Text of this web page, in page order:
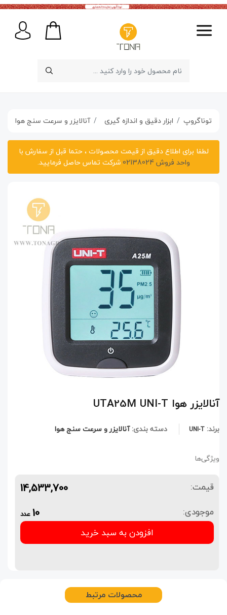
توناگروپ ابزار دقیق و اندازه گیری آنالایزر و سرعت سنج هوا
لطفا برای اطلاع دقیق از قیمت محصولات ، حتما قبل از سفارش با
واحد فروش 02138024
شرکت تماس حاصل فرمایید.
آنالایزر هوا UTA25M UNI-T
برند: UNI-T دسته بندی:آنالایزر و سرعت سنج هوا
ویژگی‌ها
قیمت: 14,533,700
موجودی: 10عدد
افزودن به سبد خرید
محصولات مرتبط